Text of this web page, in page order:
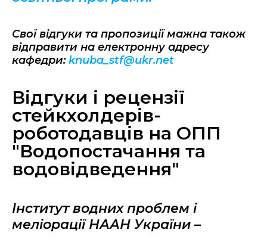
Свої відгуки та пропозиції мажна також
відправити на електронну адресу
кафедри:knuba_stf@ukr.net
Відгуки і рецензії
стейкхолдерів-
роботодавців на ОПП
"Водопостачання та
водовідведення"
Інститут водних проблем і
меліорації НААН України –